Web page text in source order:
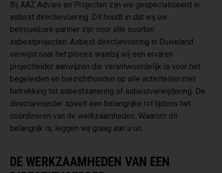
Bij AAZ Advies en Projecten zijn we gespecialiseerd in
asbest directievoering. Dit houdt in dat wij uw
betrouwbare partner zijn voor alle soorten
asbestprojecten. Asbest directievoering in Duiveland
verwijst naar het proces waarbij wij een ervaren
projectleider aanwijzen die verantwoordelijk is voor het
begeleiden en toezichthouden op alle activiteiten met
betrekking tot asbestsanering of asbestverwijdering. De
directievoerder speelt een belangrijke rol tijdens het
coördineren van de werkzaamheden. Waarom dit
belangrijk is, leggen wij graag aan u uit.
DE WERKZAAMHEDEN VAN EEN